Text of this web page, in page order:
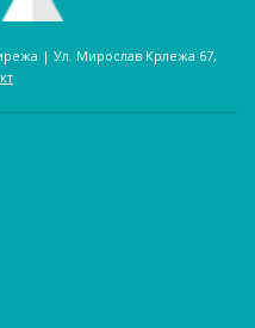
| Ул. Мирослав Крлежа 67,